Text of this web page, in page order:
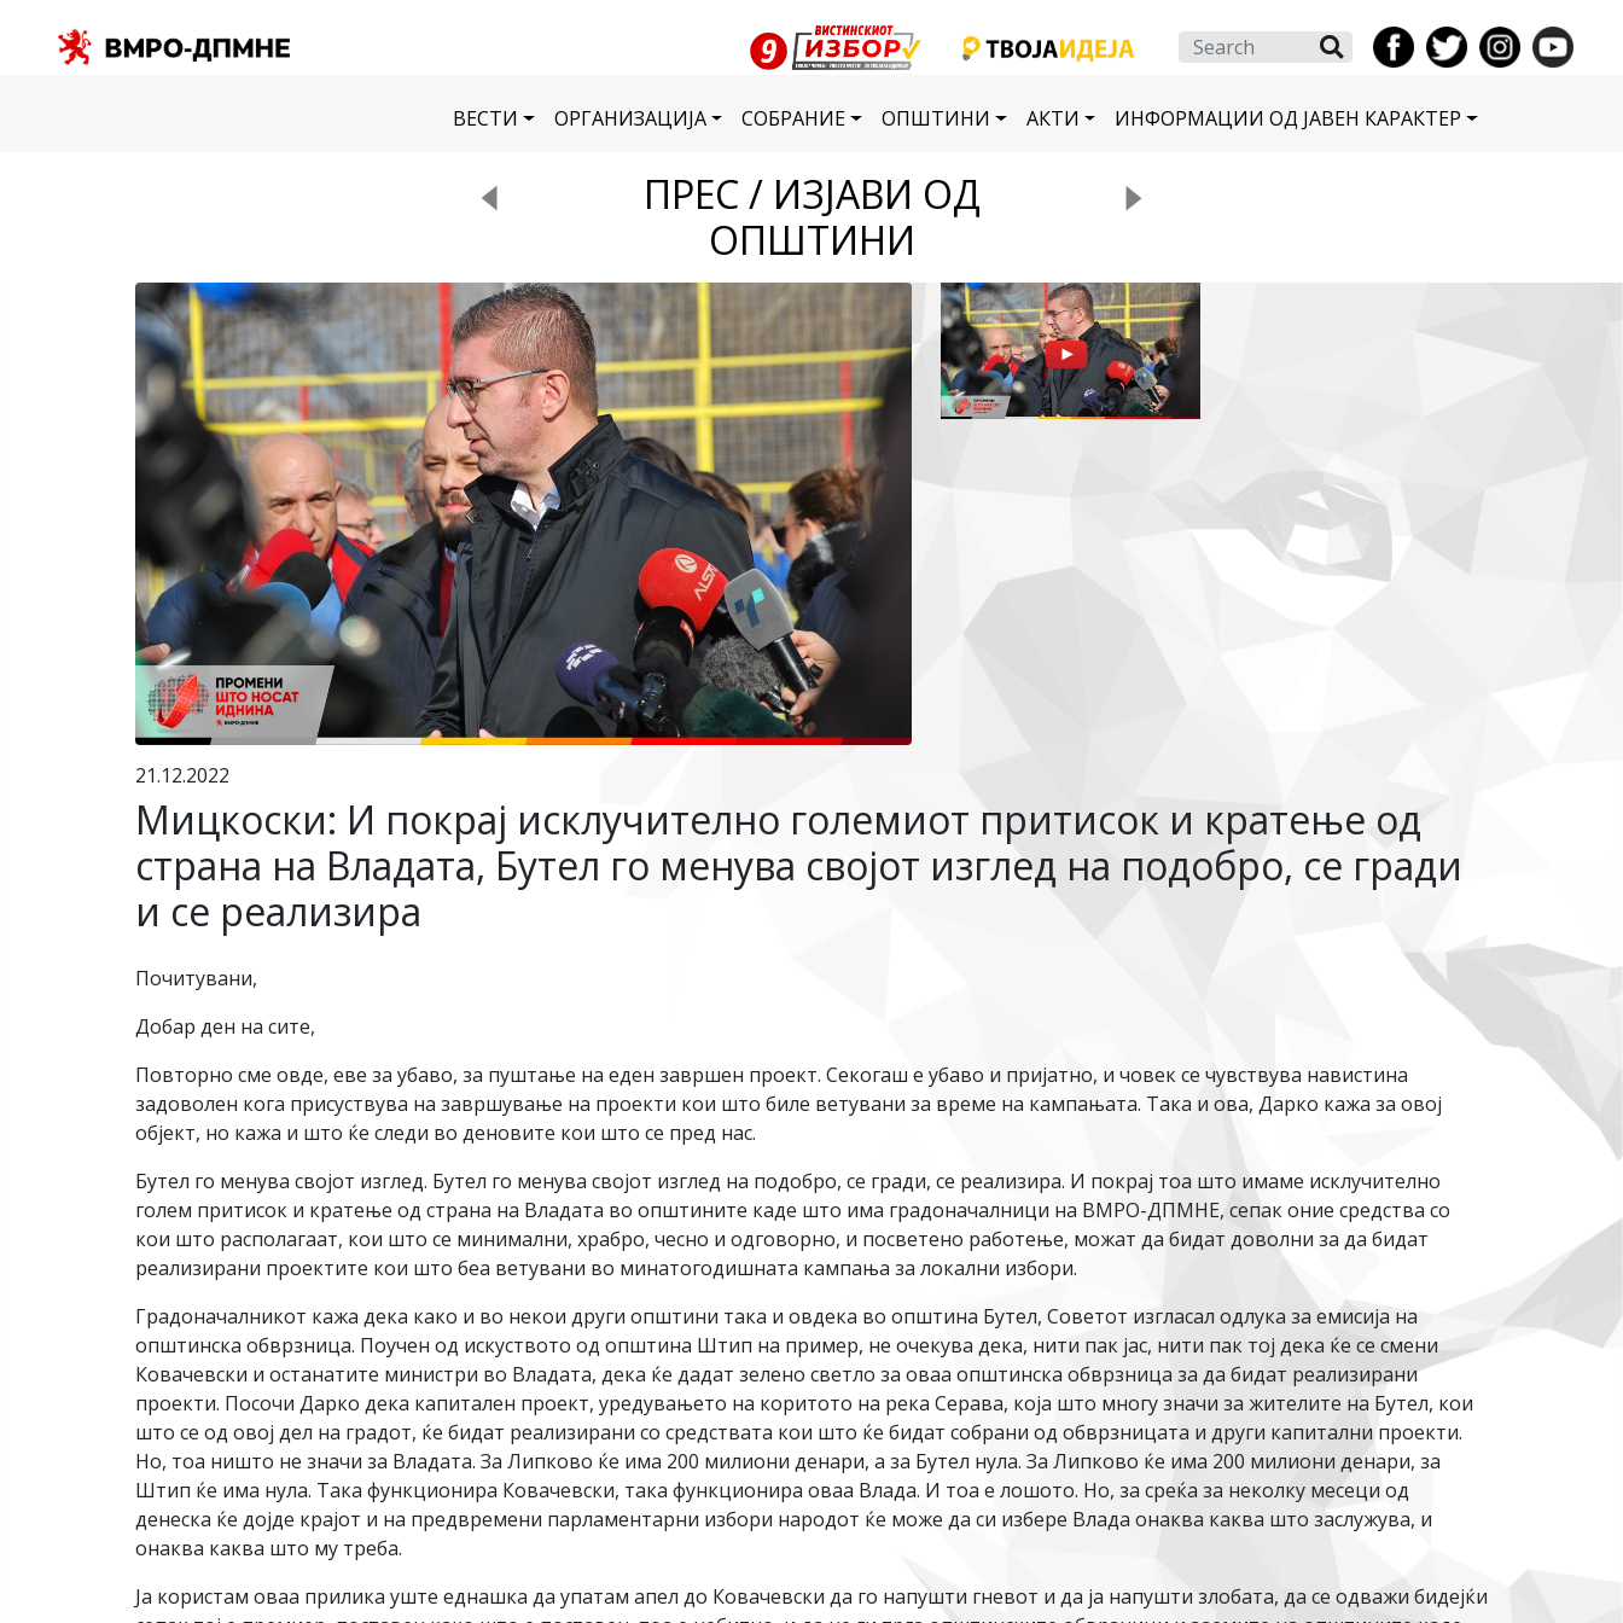
Search
ВЕСТИ ОРГАНИЗАЦИЈА СОБРАНИЕ ОПШТИНИ АКТИ ИНФОРМАЦИИ ОД ЈАВЕН КАРАКТЕР
ПРЕС / ИЗЈАВИ ОД
ОПШТИНИ
21.12.2022
Мицкоски: И покрај исклучително големиот притисок и кратење од
страна на Владата, Бутел го менува својот изглед на подобро, се гради
и се реализира
Почитувани,
Добар ден на сите,
Повторно сме овде, еве за убаво, за пуштање на еден завршен проект. Секогаш е убаво и пријатно, и човек се чувствува навистина
задоволен кога присуствува на завршување на проекти кои што биле ветувани за време на кампањата. Така и ова, Дарко кажа за овој
објект, но кажа и што ќе следи во деновите кои што се пред нас.
Бутел го менува својот изглед. Бутел го менува својот изглед на подобро, се гради, се реализира. И покрај тоа што имаме исклучително
голем притисок и кратење од страна на Владата во општините каде што има градоначалници на ВМРО-ДПМНЕ, сепак оние средства со
кои што располагаат, кои што се минимални, храбро, чесно и одговорно, и посветено работење, можат да бидат доволни за да бидат
реализирани проектите кои што беа ветувани во минатогодишната кампања за локални избори.
Градоначалникот кажа дека како и во некои други општини така и овдека во општина Бутел, Советот изгласал одлука за емисија на
општинска обврзница. Поучен од искуството од општина Штип на пример, не очекува дека, нити пак јас, нити пак тој дека ќе се смени
Ковачевски и останатите министри во Владата, дека ќе дадат зелено светло за оваа општинска обврзница за да бидат реализирани
проекти. Посочи Дарко дека капитален проект, уредувањето на коритото на река Серава, која што многу значи за жителите на Бутел, кои
што се од овој дел на градот, ќе бидат реализирани со средствата кои што ќе бидат собрани од обврзницата и други капитални проекти.
Но, тоа ништо не значи за Владата. За Липково ќе има 200 милиони денари, а за Бутел нула. За Липково ќе има 200 милиони денари, за
Штип ќе има нула. Така функционира Ковачевски, така функционира оваа Влада. И тоа е лошото. Но, за среќа за неколку месеци од
денеска ќе дојде крајот и на предвремени парламентарни избори народот ќе може да си избере Влада онаква каква што заслужува, и
онаква каква што му треба.
Ја користам оваа прилика уште еднашка да упатам апел до Ковачевски да го напушти гневот и да ја напушти злобата, да се одважи бидејќи